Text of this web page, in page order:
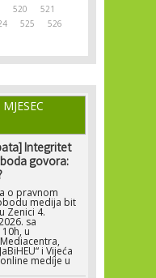
520
521
525
526
Integritet
govora:
o pravnom
medija bit
Zenici 4.
sa
u
i Vijeća
medije u